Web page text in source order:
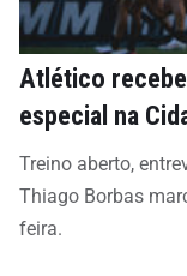
Atlético
especial na
Treino aberto,
Thiago Borbas
feira.